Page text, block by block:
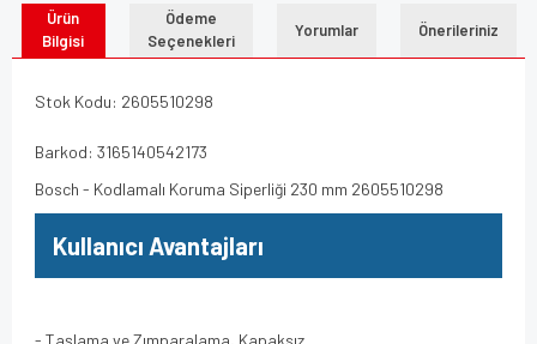
Ürün
Bilgisi
Ödeme
Seçenekleri
Yorumlar Önerileriniz
Stok Kodu: 2605510298
Barkod: 3165140542173
Bosch - Kodlamalı Koruma Siperliği 230 mm 2605510298
Kullanıcı Avantajları
- Taşlama ve Zımparalama, Kapaksız